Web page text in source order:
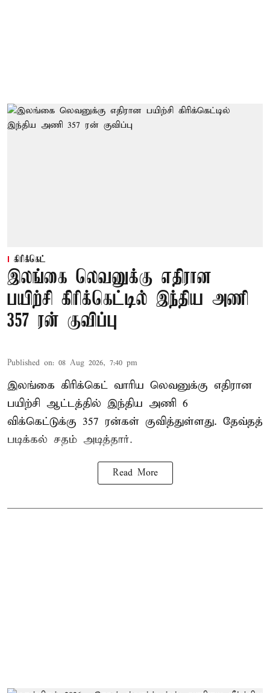
கிரிக்கெட்
இலங்கை லெவனுக்கு எதிரான
பயிற்சி கிரிக்கெட்டில் இந்திய அணி
357 ரன் குவிப்பு
Published on: 08 Aug 2026, 7:40 pm
இலங்கை கிரிக்கெட் வாரிய லெவனுக்கு எதிரான
பயிற்சி ஆட்டத்தில் இந்திய அணி 6
விக்கெட்டுக்கு 357 ரன்கள் குவித்துள்ளது. தேவ்தத்
படிக்கல் சதம் அடித்தார்.
Read More